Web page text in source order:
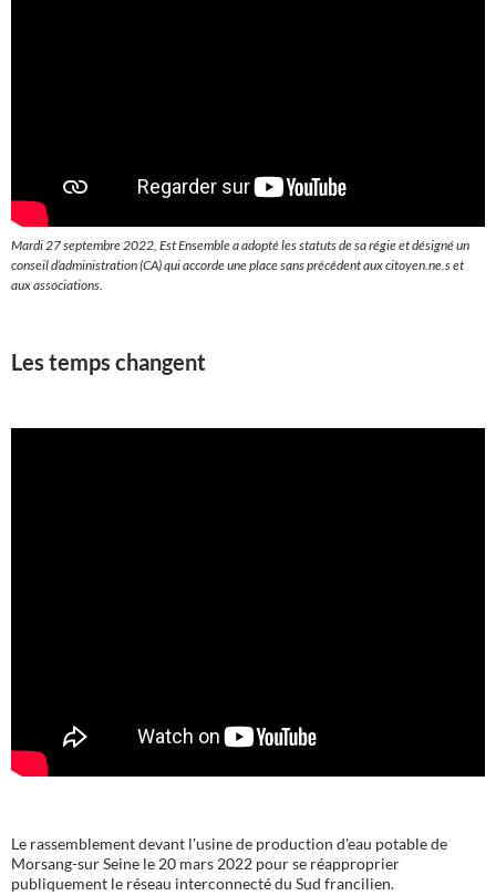
Mardi 27 septembre 2022, Est Ensemble a adopté les statuts de sa régie et désigné un
conseil d’administration (CA) qui accorde une place sans précédent aux citoyen.ne.s et
aux associations.
Les temps changent
Le rassemblement devant l'usine de production d'eau potable de
Morsang-sur Seine le 20 mars 2022 pour se réapproprier
publiquement le réseau interconnecté du Sud francilien.